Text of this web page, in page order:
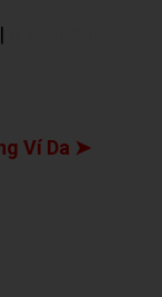
Ví Da ➤